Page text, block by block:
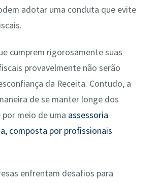
adotar uma conduta que evite
cumprem rigorosamente suas
provavelmente não serão
da Receita. Contudo, a
de se manter longe dos
por meio de uma assessoria
composta por profissionais
enfrentam desafios para